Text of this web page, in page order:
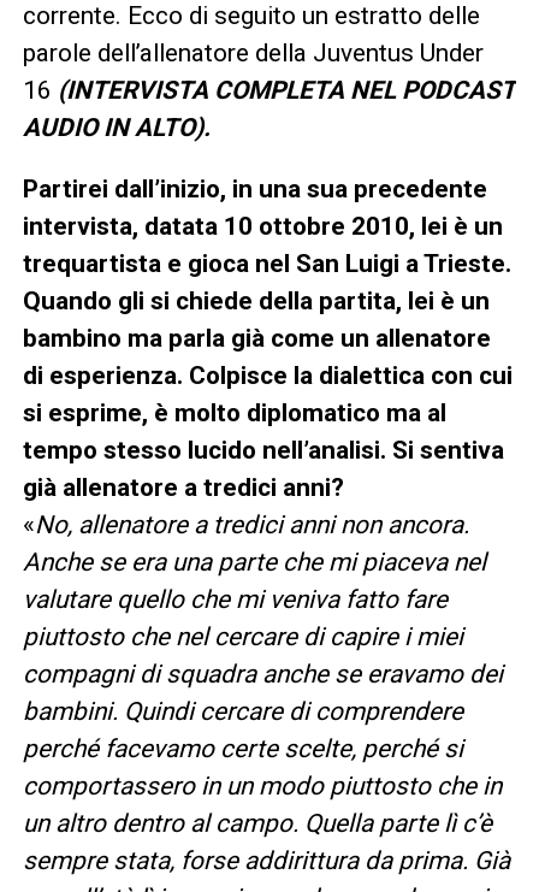
corrente. Ecco di seguito un estratto delle
parole dell’allenatore della Juventus Under
16 (INTERVISTA COMPLETA NEL PODCAST
AUDIO IN ALTO).
Partirei dall’inizio, in una sua precedente
intervista, datata 10 ottobre 2010, lei è un
trequartista e gioca nel San Luigi a Trieste.
Quando gli si chiede della partita, lei è un
bambino ma parla già come un allenatore
di esperienza. Colpisce la dialettica con cui
si esprime, è molto diplomatico ma al
tempo stesso lucido nell’analisi. Si sentiva
già allenatore a tredici anni?
«No, allenatore a tredici anni non ancora.
Anche se era una parte che mi piaceva nel
valutare quello che mi veniva fatto fare
piuttosto che nel cercare di capire i miei
compagni di squadra anche se eravamo dei
bambini. Quindi cercare di comprendere
perché facevamo certe scelte, perché si
comportassero in un modo piuttosto che in
un altro dentro al campo. Quella parte lì c’è
sempre stata, forse addirittura da prima. Già